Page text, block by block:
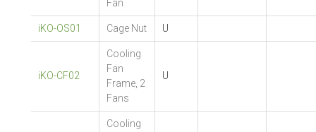
Fan
iKO-OS01 Cage Nut U
iKO-CF02
Cooling
Fan
Frame, 2
Fans
U
Cooling